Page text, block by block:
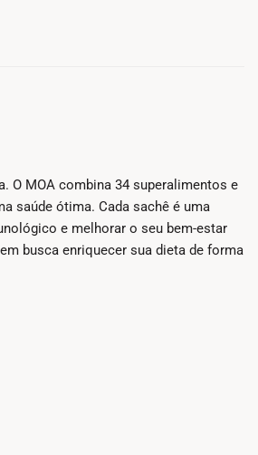
O MOA combina 34 superalimentos e
saúde ótima. Cada sachê é uma
e melhorar o seu bem-estar
busca enriquecer sua dieta de forma